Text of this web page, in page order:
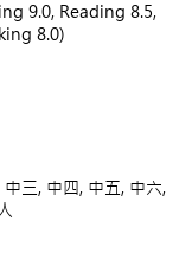
9.0, Reading 8.5,
8.0)
三, 中四, 中五, 中六,